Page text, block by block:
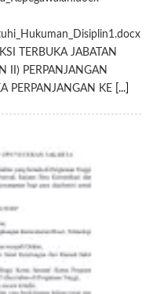
TERBUKA JABATAN
II) PERPANJANGAN
PERPANJANGAN KE [...]